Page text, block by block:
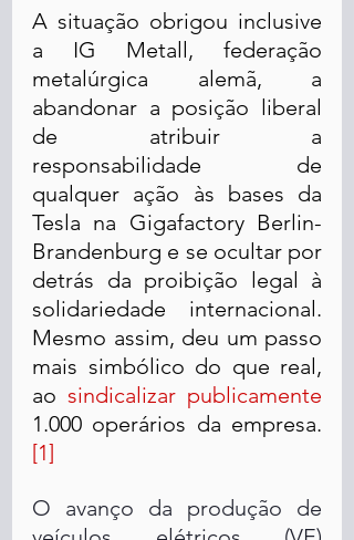
A situação obrigou inclusive
a IG Metall, federação
metalúrgica alemã, a
abandonar a posição liberal
de atribuir a
responsabilidade de
qualquer ação às bases da
Tesla na Gigafactory Berlin-
Brandenburg e se ocultar por
detrás da proibição legal à
solidariedade internacional.
Mesmo assim, deu um passo
mais simbólico do que real,
ao sindicalizar publicamente
[1]
O avanço da produção de